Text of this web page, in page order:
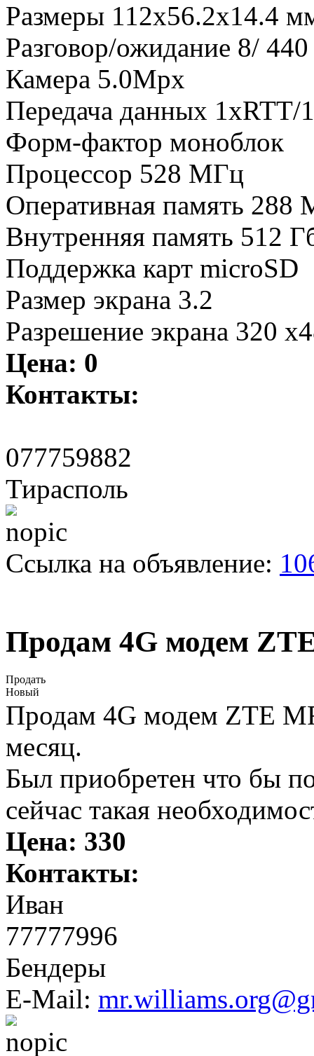
Размеры 112x56.2x14.4
Разговор/ожидание 8/
Камера 5.0Mpx
Передача данных 1xRTT/
Форм-фактор моноблок
Процессор 528 МГц
Оперативная память 288
Внутренняя память 512
Поддержка карт microSD
Размер экрана 3.2
Разрешение экрана 320
Цена: 0
Контакты:
077759882
Тирасполь
Ссылка на объявление:
Продам 4G модем
Продать
Новый
Продам 4G модем ZTE
месяц.
Был приобретен что бы
сейчас такая
Цена: 330
Контакты:
Иван
77777996
Бендеры
E-Mail: